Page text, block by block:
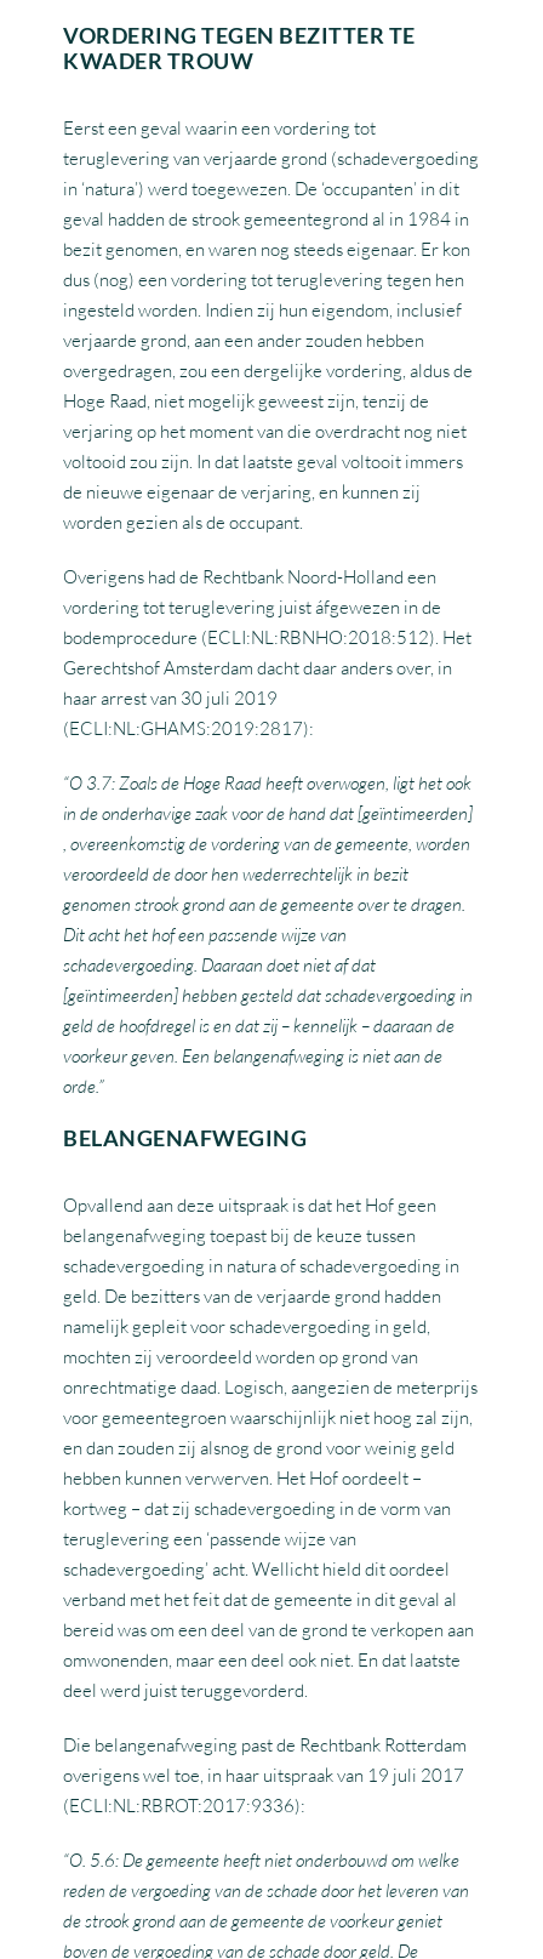
VORDERING TEGEN BEZITTER TE
KWADER TROUW
Eerst een geval waarin een vordering tot
teruglevering van verjaarde grond (schadevergoeding
in ‘natura’) werd toegewezen. De ‘occupanten’ in dit
geval hadden de strook gemeentegrond al in 1984 in
bezit genomen, en waren nog steeds eigenaar. Er kon
dus (nog) een vordering tot teruglevering tegen hen
ingesteld worden. Indien zij hun eigendom, inclusief
verjaarde grond, aan een ander zouden hebben
overgedragen, zou een dergelijke vordering, aldus de
Hoge Raad, niet mogelijk geweest zijn, tenzij de
verjaring op het moment van die overdracht nog niet
voltooid zou zijn. In dat laatste geval voltooit immers
de nieuwe eigenaar de verjaring, en kunnen zij
worden gezien als de occupant.
Overigens had de Rechtbank Noord-Holland een
vordering tot teruglevering juist áfgewezen in de
bodemprocedure (ECLI:NL:RBNHO:2018:512). Het
Gerechtshof Amsterdam dacht daar anders over, in
haar arrest van 30 juli 2019
(ECLI:NL:GHAMS:2019:2817):
“O 3.7: Zoals de Hoge Raad heeft overwogen, ligt het ook
in de onderhavige zaak voor de hand dat [geïntimeerden]
, overeenkomstig de vordering van de gemeente, worden
veroordeeld de door hen wederrechtelijk in bezit
genomen strook grond aan de gemeente over te dragen.
Dit acht het hof een passende wijze van
schadevergoeding. Daaraan doet niet af dat
[geïntimeerden] hebben gesteld dat schadevergoeding in
geld de hoofdregel is en dat zij – kennelijk – daaraan de
voorkeur geven. Een belangenafweging is niet aan de
orde.”
BELANGENAFWEGING
Opvallend aan deze uitspraak is dat het Hof geen
belangenafweging toepast bij de keuze tussen
schadevergoeding in natura of schadevergoeding in
geld. De bezitters van de verjaarde grond hadden
namelijk gepleit voor schadevergoeding in geld,
mochten zij veroordeeld worden op grond van
onrechtmatige daad. Logisch, aangezien de meterprijs
voor gemeentegroen waarschijnlijk niet hoog zal zijn,
en dan zouden zij alsnog de grond voor weinig geld
hebben kunnen verwerven. Het Hof oordeelt –
kortweg – dat zij schadevergoeding in de vorm van
teruglevering een ‘passende wijze van
schadevergoeding’ acht. Wellicht hield dit oordeel
verband met het feit dat de gemeente in dit geval al
bereid was om een deel van de grond te verkopen aan
omwonenden, maar een deel ook niet. En dat laatste
deel werd juist teruggevorderd.
Die belangenafweging past de Rechtbank Rotterdam
overigens wel toe, in haar uitspraak van 19 juli 2017
(ECLI:NL:RBROT:2017:9336):
“O. 5.6: De gemeente heeft niet onderbouwd om welke
reden de vergoeding van de schade door het leveren van
de strook grond aan de gemeente de voorkeur geniet
boven de vergoeding van de schade door geld. De